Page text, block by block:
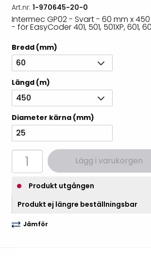
Art.nr: 1-970645-20-0
Intermec GP02 - Svart - 60 mm x
- för EasyCoder 401, 501, 501XP, 601,
Bredd (mm)
60
Längd (m)
450
Diameter kärna (mm)
25
Lägg i varukorgen
Produkt utgången
Produkt ej längre beställningsbar
Jämför